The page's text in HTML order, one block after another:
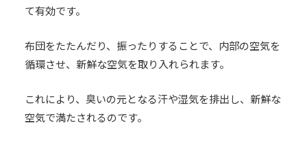
て有効です。
布団をたたんだり、振ったりすることで、内部の空気を
循環させ、新鮮な空気を取り入れられます。
これにより、臭いの元となる汗や湿気を排出し、新鮮な
空気で満たされるのです。